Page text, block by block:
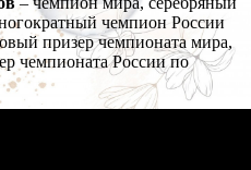
чемпион России
призер чемпионата мира,
чемпионата России по